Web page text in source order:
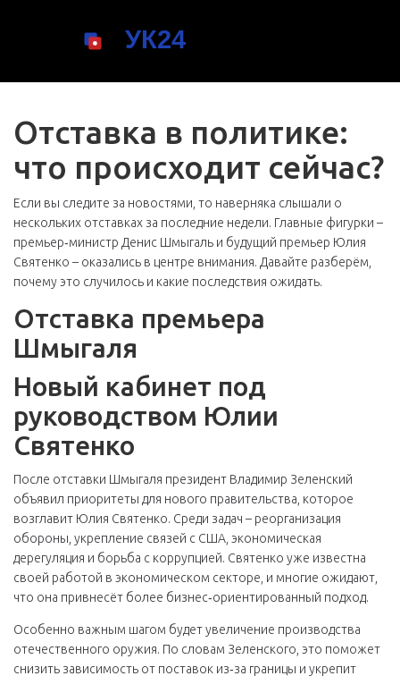
Отставка в политике:
что происходит сейчас?
Если вы следите за новостями, то наверняка слышали о
нескольких отставках за последние недели. Главные фигурки –
премьер‑министр Денис Шмыгаль и будущий премьер Юлия
Святенко – оказались в центре внимания. Давайте разберём,
почему это случилось и какие последствия ожидать.
Отставка премьера
Шмыгаля
Новый кабинет под
руководством Юлии
Святенко
После отставки Шмыгаля президент Владимир Зеленский
объявил приоритеты для нового правительства, которое
возглавит Юлия Святенко. Среди задач – реорганизация
обороны, укрепление связей с США, экономическая
дерегуляция и борьба с коррупцией. Святенко уже известна
своей работой в экономическом секторе, и многие ожидают,
что она привнесёт более бизнес‑ориентированный подход.
Особенно важным шагом будет увеличение производства
отечественного оружия. По словам Зеленского, это поможет
снизить зависимость от поставок из‑за границы и укрепит